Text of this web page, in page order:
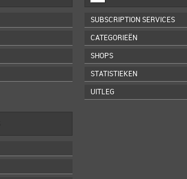
SUBSCRIPTION SERVICES
CATEGORIEËN
SHOPS
STATISTIEKEN
UITLEG